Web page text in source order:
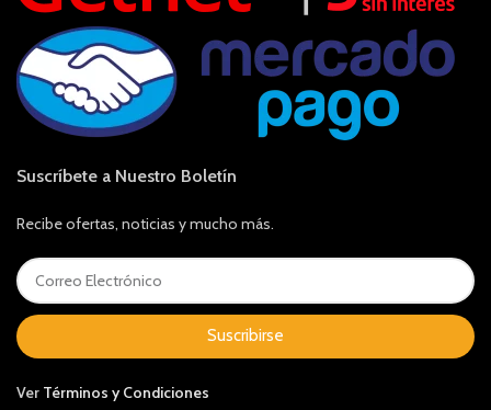
Suscríbete a Nuestro Boletín
Recibe ofertas, noticias y mucho más.
Suscribirse
Ver Términos y Condiciones